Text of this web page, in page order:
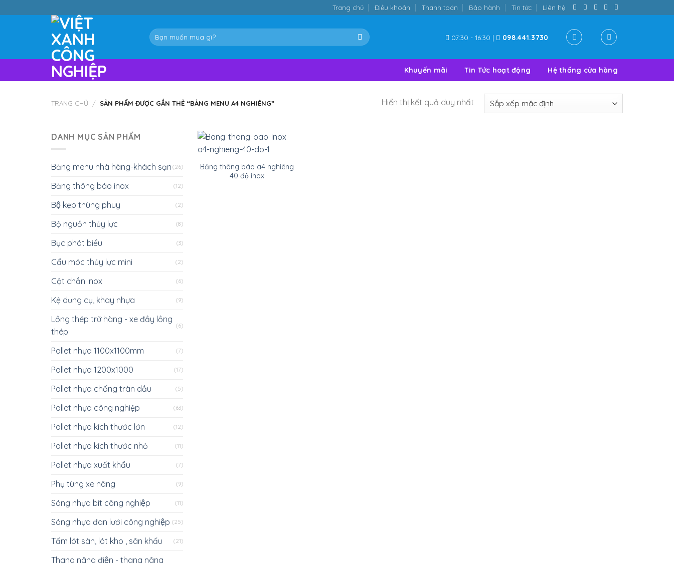
to
Trang chủ Điều khoản Thanh toán Bảo hành Tin tức Liên hệ
Tìm
kiếm:
07:30 - 16:30 | 098.441.3730
Khuyến mãi Tin Tức hoạt động Hệ thống cửa hàng
TRANG CHỦ / SẢN PHẨM ĐƯỢC GẮN THẺ “BẢNG MENU A4 NGHIÊNG” Hiển thị kết quả duy nhất
DANH MỤC SẢN PHẨM
Bảng menu nhà hàng-khách sạn (26)
Bảng thông báo inox (12)
Bộ kẹp thùng phuy (2)
Bộ nguồn thủy lực (8)
Bục phát biểu (3)
Cẩu móc thủy lực mini (2)
Cột chắn inox (6)
Kệ dụng cụ, khay nhựa (9)
Lồng thép trữ hàng - xe đầy lồng
thép
(6)
Pallet nhựa 1100x1100mm (7)
Pallet nhựa 1200x1000 (17)
Pallet nhựa chống tràn dầu (5)
Pallet nhựa công nghiệp (63)
Pallet nhựa kích thước lớn (12)
Pallet nhựa kích thước nhỏ (11)
Pallet nhựa xuất khẩu (7)
Phụ tùng xe nâng (9)
Sóng nhựa bít công nghiệp (11)
Sóng nhựa đan lưới công nghiệp (25)
Tấm lót sàn, lót kho , sân khấu (21)
Thang nâng điện - thang nâng
Bảng thông báo a4 nghiêng
40 độ inox